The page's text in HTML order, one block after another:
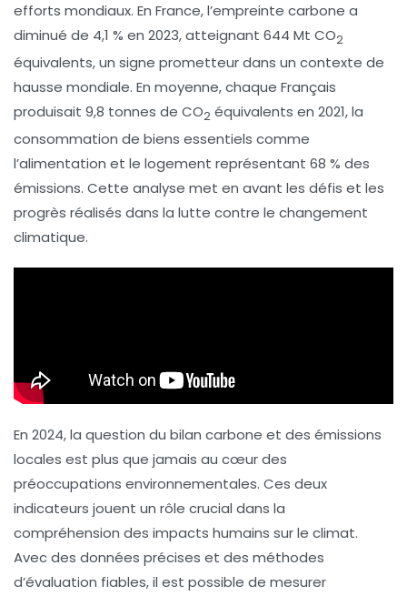
efforts mondiaux. En France, l’empreinte carbone a
diminué de 4,1 % en 2023, atteignant 644 Mt CO2
équivalents, un signe prometteur dans un contexte de
hausse mondiale. En moyenne, chaque Français
produisait 9,8 tonnes de CO2 équivalents en 2021, la
consommation de biens essentiels comme
l’alimentation et le logement représentant 68 % des
émissions. Cette analyse met en avant les défis et les
progrès réalisés dans la lutte contre le changement
climatique.
En 2024, la question du bilan carbone et des émissions
locales est plus que jamais au cœur des
préoccupations environnementales. Ces deux
indicateurs jouent un rôle crucial dans la
compréhension des impacts humains sur le climat.
Avec des données précises et des méthodes
d’évaluation fiables, il est possible de mesurer